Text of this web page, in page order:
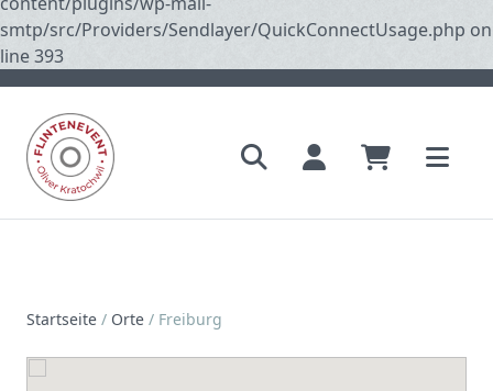
smtp/src/Providers/Sendlayer/QuickConnectUsage.php on
line 393
Startseite / Orte / Freiburg